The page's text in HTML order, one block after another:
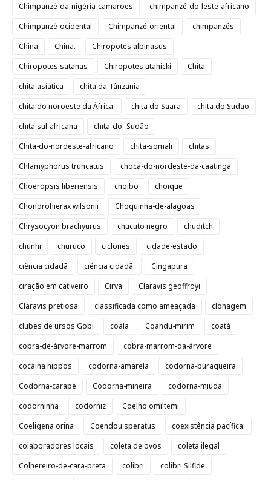
Chimpanzé-da-nigéria-camarões
chimpanzé-do-leste-africano
Chimpanzé-ocidental
Chimpanzé-oriental
chimpanzés
China
China.
Chiropotes albinasus
Chiropotes satanas
Chiropotes utahicki
Chita
chita asiática
chita da Tânzania
chita do noroeste da África.
chita do Saara
chita do Sudão
chita sul-africana
chita-do -Sudão
Chita-do-nordeste-africano
chita-somali
chitas
Chlamyphorus truncatus
choca-do-nordeste-da-caatinga
Choeropsis liberiensis
choibo
choique
Chondrohierax wilsonii
Choquinha-de-alagoas
Chrysocyon brachyurus
chucuto negro
chuditch
chunhi
churuco ciclones
cidade-estado
ciência cidadã
ciência cidadã.
Cingapura
ciração em cativeiro
Cirva
Claravis geoffroyi
Claravis pretiosa
classificada como ameaçada
clonagem
clubes de ursos Gobi
coala Coandu-mirim
coatá
cobra-de-árvore-marrom
cobra-marrom-da-árvore
cocaina hippos
codorna-amarela
codorna-buraqueira
Codorna-carapé
Codorna-mineira
codorna-miúda
codorninha
codorniz
Coelho omiltemi
Coeligena orina
Coendou speratus
coexistência pacífica.
colaboradores locais
coleta de ovos
coleta ilegal
Colhereiro-de-cara-preta
colibri
colibri Silfide